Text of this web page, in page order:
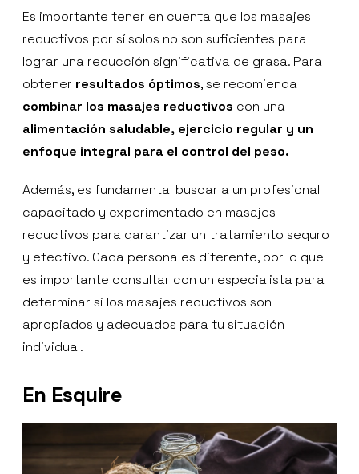
Es importante tener en cuenta que los masajes
reductivos por sí solos no son suficientes para
lograr una reducción significativa de grasa. Para
obtener resultados óptimos, se recomienda
combinar los masajes reductivos con una
alimentación saludable, ejercicio regular y un
enfoque integral para el control del peso.
Además, es fundamental buscar a un profesional
capacitado y experimentado en masajes
reductivos para garantizar un tratamiento seguro
y efectivo. Cada persona es diferente, por lo que
es importante consultar con un especialista para
determinar si los masajes reductivos son
apropiados y adecuados para tu situación
individual.
En Esquire